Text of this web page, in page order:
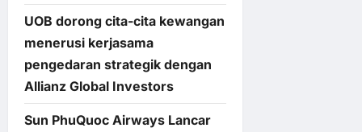
UOB dorong cita-cita kewangan
menerusi kerjasama
pengedaran strategik dengan
Allianz Global Investors
Sun PhuQuoc Airways Lancar